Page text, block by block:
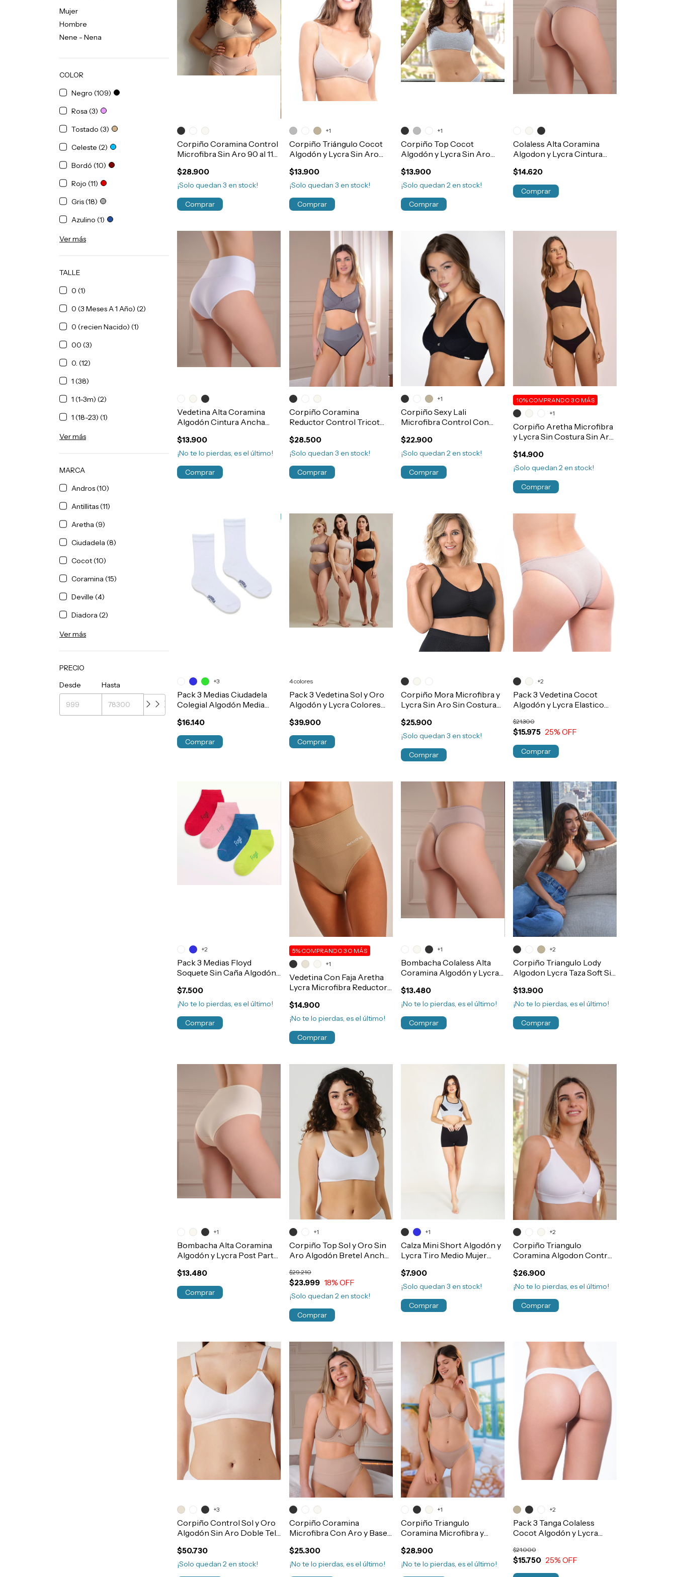
Mujer
Hombre
Nene - Nena
COLOR
Negro (109)
Rosa (3)
Tostado (3)
Celeste (2)
Bordó (10)
Rojo (11)
Gris (18)
Azulino (1)
Ver más
TALLE
0 (1)
0 (3 Meses A 1 Año) (2)
0 (recien Nacido) (1)
00 (3)
0. (12)
1 (38)
1 (1-3m) (2)
1 (18-23) (1)
Ver más
MARCA
Andros (10)
Antillitas (11)
Aretha (9)
Ciudadela (8)
Cocot (10)
Coramina (15)
Deville (4)
Diadora (2)
Ver más
PRECIO
Desde
Hasta
Corpiño Coramina Control
Microfibra Sin Aro 90 al 115
$28.900
¡Solo quedan3 en stock!
Comprar
Corpiño Triángulo Cocot
Algodón y Lycra Sin Aro
$13.900
¡Solo quedan 3 en stock!
+1
Comprar
Corpiño Top Cocot
Algodón y Lycra Sin Aro
$13.900
¡Solo quedan2en stock!
+1
Comprar
Colaless Alta Coramina
Algodon y Lycra Cintura
$14.620
Comprar
Vedetina Alta Coramina
Algodón Cintura Ancha
$13.900
¡No te lo pierdas, es el último!
Comprar
Corpiño Coramina
Reductor Control Tricot
$28.500
¡Solo quedan 3 en stock!
Comprar
Corpiño Sexy Lali
Microfibra Control Con
$22.900
¡Solo quedan2en stock!
+1
Comprar
Corpiño Aretha Microfibra
y Lycra Sin Costura Sin Aro
Regulable Art.607
$14.900
10% COMPRANDO 3 O MÁS
¡Solo quedan 2en stock!
+1
Comprar
Pack 3 Medias Ciudadela
Colegial Algodón Media
$16.140
+3
Comprar
Pack 3 Vedetina Sol y Oro
Algodón y Lycra Colores
Regalo
$39.900
4 colores
Comprar
Corpiño Mora Microfibra y
Lycra Sin Aro Sin Costura
SIZE Art.1881
$25.900
¡Solo quedan3 en stock!
Comprar
Pack 3 Vedetina Cocot
Algodón y Lycra Elastico
$15.975
$21.300
25% OFF
+2
Comprar
Pack 3 Medias Floyd
Soquete Sin Caña Algodón
$7.500
¡No te lo pierdas, es el último!
+2
Comprar
Vedetina Con Faja Aretha
Lycra Microfibra Reductora
Post Parto Art.643
$14.900
5% COMPRANDO 3 O MÁS
¡No te lo pierdas, es el último!
+1
Comprar
Bombacha Colaless Alta
Coramina Algodón y Lycra
Abdominal Art.373
$13.480
¡No te lo pierdas, es el último!
+1
Comprar
Corpiño Triangulo Lody
Algodon Lycra Taza Soft Sin
$13.900
¡No te lo pierdas, es el último!
+2
Comprar
Bombacha Alta Coramina
Algodón y Lycra Post Parto
Art.372
$13.480
+1
Comprar
Corpiño Top Sol y Oro Sin
Aro Algodón Bretel Ancho
$23.999
$29.210
18% OFF
¡Solo quedan 2en stock!
+1
Comprar
Calza Mini Short Algodón y
Lycra Tiro Medio Mujer
$7.900
¡Solo quedan3 en stock!
+1
Comprar
Corpiño Triangulo
Coramina Algodon Control
Art.462
$26.900
¡No te lo pierdas, es el último!
+2
Comprar
Corpiño Control Sol y Oro
Algodón Sin Aro Doble Tela
$50.730
¡Solo quedan2en stock!
+3
Corpiño Coramina
Microfibra Con Aro y Base
$25.300
¡No te lo pierdas, es el último!
Corpiño Triangulo
Coramina Microfibra y
Art.1007
$28.900
¡No te lo pierdas, es el último!
+1
Pack 3 Tanga Colaless
Cocot Algodón y Lycra
$15.750
$21.000
25% OFF
+2